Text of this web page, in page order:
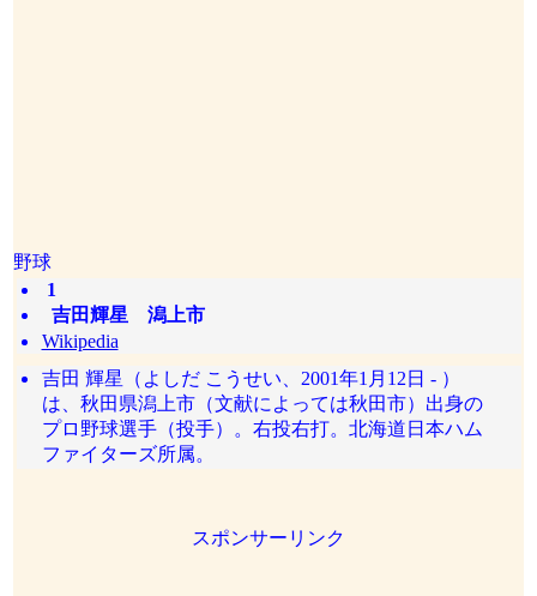
野球
1
吉田輝星 潟上市
Wikipedia
吉田 輝星（よしだ こうせい、2001年1月12日 - ）
は、秋田県潟上市（文献によっては秋田市）出身の
プロ野球選手（投手）。右投右打。北海道日本ハム
ファイターズ所属。
スポンサーリンク